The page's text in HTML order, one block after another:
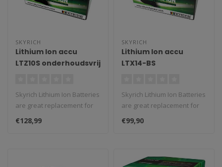
SKYRICH
Lithium Ion accu
LTZ10S onderhoudsvrij
Skyrich Lithium Ion Batteries
are great replacement for
classic batteries. We st..
€128,99
SKYRICH
Lithium Ion accu
LTX14-BS
Skyrich Lithium Ion Batteries
are great replacement for
classic batteries. We st..
€99,90